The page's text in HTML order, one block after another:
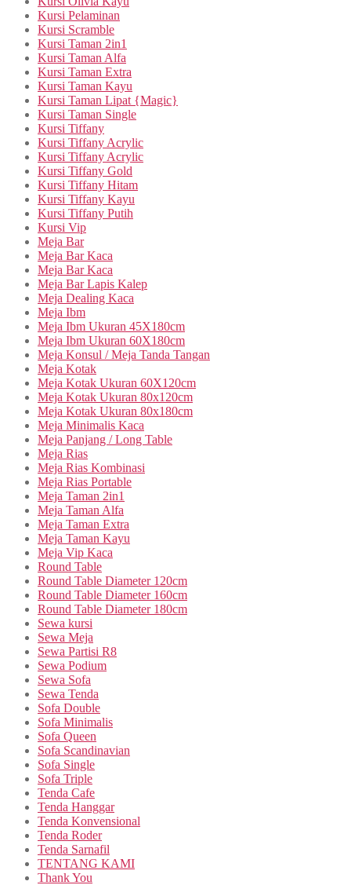
Kursi Pelaminan
Kursi Scramble
Kursi Taman 2in1
Kursi Taman Alfa
Kursi Taman Extra
Kursi Taman Kayu
Kursi Taman Lipat {Magic}
Kursi Taman Single
Kursi Tiffany
Kursi Tiffany Acrylic
Kursi Tiffany Acrylic
Kursi Tiffany Gold
Kursi Tiffany Hitam
Kursi Tiffany Kayu
Kursi Tiffany Putih
Kursi Vip
Meja Bar
Meja Bar Kaca
Meja Bar Kaca
Meja Bar Lapis Kalep
Meja Dealing Kaca
Meja Ibm
Meja Ibm Ukuran 45X180cm
Meja Ibm Ukuran 60X180cm
Meja Konsul / Meja Tanda Tangan
Meja Kotak
Meja Kotak Ukuran 60X120cm
Meja Kotak Ukuran 80x120cm
Meja Kotak Ukuran 80x180cm
Meja Minimalis Kaca
Meja Panjang / Long Table
Meja Rias
Meja Rias Kombinasi
Meja Rias Portable
Meja Taman 2in1
Meja Taman Alfa
Meja Taman Extra
Meja Taman Kayu
Meja Vip Kaca
Round Table
Round Table Diameter 120cm
Round Table Diameter 160cm
Round Table Diameter 180cm
Sewa kursi
Sewa Meja
Sewa Partisi R8
Sewa Podium
Sewa Sofa
Sewa Tenda
Sofa Double
Sofa Minimalis
Sofa Queen
Sofa Scandinavian
Sofa Single
Sofa Triple
Tenda Cafe
Tenda Hanggar
Tenda Konvensional
Tenda Roder
Tenda Sarnafil
TENTANG KAMI
Thank You